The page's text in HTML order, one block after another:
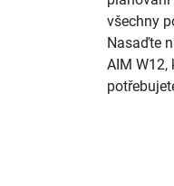
všechny
Nasaďte
AIM W12,